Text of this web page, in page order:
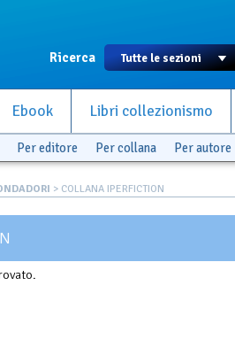
Ricerca
Ebook Libri collezionismo
Per editore Per collana Per autore
> COLLANA IPERFICTION